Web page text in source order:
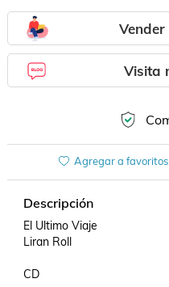
Vender
Visita
Agregar a favoritos
Descripción
El Ultimo Viaje
Liran Roll
CD